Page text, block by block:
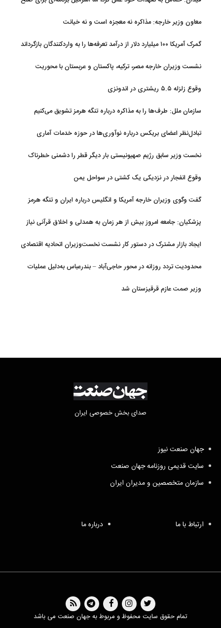
معاون وزیر خارجه: مذاکره نه معجزه است و نه خیانت
گمرک آمریکا ۱۰۰ میلیارد دلار از درآمد تعرفه‌ها را به واردکنندگان بازگرداند
نشست وزیران خارجه مصر، ترکیه، پاکستان و عربستان با محوریت
وقوع زلزله ۵.۵ ریشتری در اندونزی
سازمان ملل: طرف‌ها را به مذاکره درباره تنگه هرمز تشویق می‌کنیم
تبادل‌نظر اعضای بریکس درباره نوآوری‌ها در حوزه خدمات آماری
نخست وزیر سابق رژیم صهیونیستی بار دیگر قطر را دشمنی خطرناک
وقوع انفجار در نزدیکی یک کشتی در سواحل یمن
گفت وگوی وزیران خارجه آمریکا و انگلیس درباره ایران و تنگه هرمز
پزشکیان: جامعه امروز بیش از هر زمان به همدلی و اخلاق قرآنی نیاز
ایجاد بازار مشترک در دستور کار نشست نخست‌وزیران اتحادیه اقتصادی
محدودیت تردد روزانه در محور حاجی‌آباد – بندرعباس به‌دلیل عملیات
وزیر صمت عازم قرقیزستان شد
صدای بخش خصوصی ایران
جهان صنعت نیوز
سایت قدیمی روزنامه جهان صنعت
سازمان متخصصین و مدیران ایران
ارتباط با ما درباره ما
تمام حقوق سایت محفوظ و مربوط به جهان صنعت می باشد